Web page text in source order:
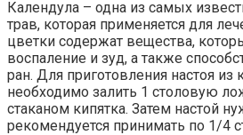
Календула – одна из самых
трав, которая применяется для
цветки содержат вещества,
воспаление и зуд, а также
ран. Для приготовления настоя из
необходимо залить 1 столовую
стаканом кипятка. Затем настой
рекомендуется принимать по 1/4